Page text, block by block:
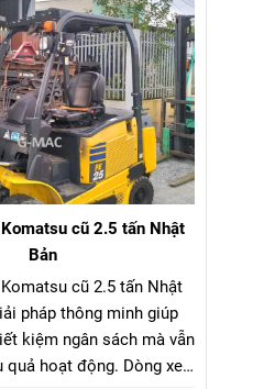
cũ 2.5 tấn Nhật
Bản
cũ 2.5 tấn Nhật
pháp thông minh giúp
kiệm ngân sách mà vẫn
quả hoạt động. Dòng xe